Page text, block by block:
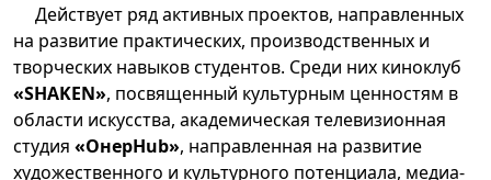
Действует ряд активных проектов, направленных
на развитие практических, производственных и
творческих навыков студентов. Среди них киноклуб
«SHAKEN», посвященный культурным ценностям в
области искусства, академическая телевизионная
студия «ОнерHub», направленная на развитие
художественного и культурного потенциала, медиа-